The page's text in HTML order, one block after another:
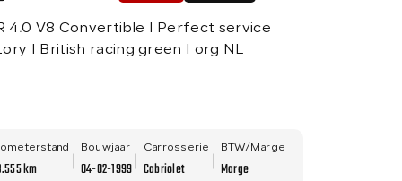
4.0 V8 Convertible I Perfect service
I British racing green I org NL
km
Bouwjaar
04-02-1999
Carrosserie
Cabriolet
BTW/Marge
Marge